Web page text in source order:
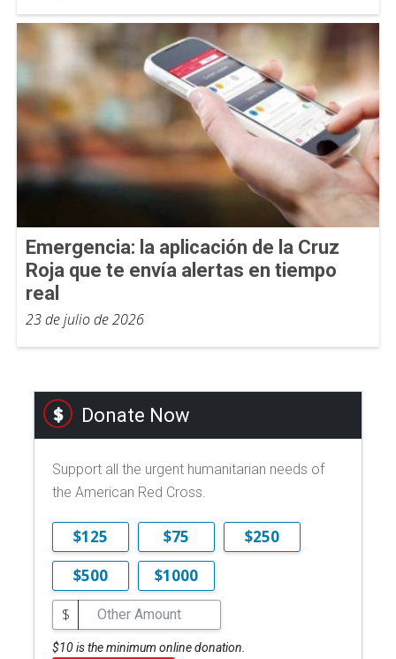
Emergencia: la aplicación de la Cruz
Roja que te envía alertas en tiempo
real
23 de julio de 2026
Donate Now
Support all the urgent humanitarian needs of
the American Red Cross.
$125 $75
$250
$500
$1000
$
$10 is the minimum online donation.